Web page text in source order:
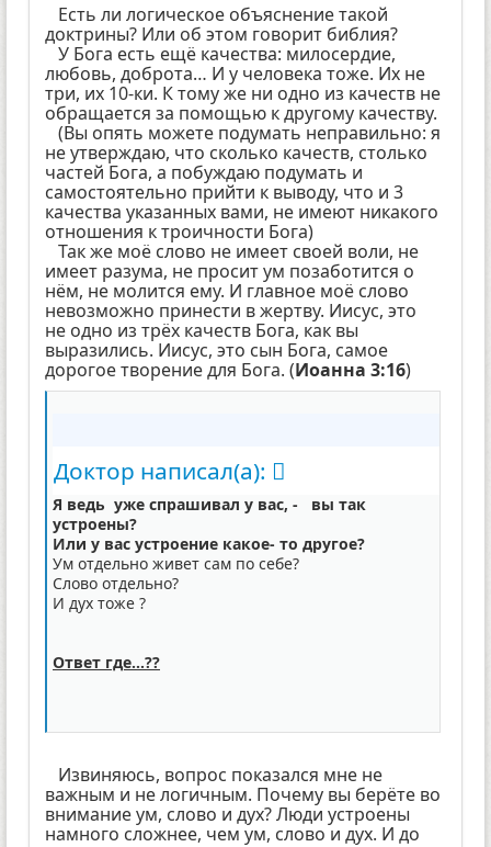
Есть ли логическое объяснение такой
доктрины? Или об этом говорит библия?
У Бога есть ещё качества: милосердие,
любовь, доброта… И у человека тоже. Их не
три, их 10-ки. К тому же ни одно из качеств не
обращается за помощью к другому качеству.
(Вы опять можете подумать неправильно: я
не утверждаю, что сколько качеств, столько
частей Бога, а побуждаю подумать и
самостоятельно прийти к выводу, что и 3
качества указанных вами, не имеют никакого
отношения к троичности Бога)
Так же моё слово не имеет своей воли, не
имеет разума, не просит ум позаботится о
нём, не молится ему. И главное моё слово
невозможно принести в жертву. Иисус, это
не одно из трёх качеств Бога, как вы
выразились. Иисус, это сын Бога, самое
дорогое творение для Бога. (Иоанна 3:16)
Доктор написал(а):
Я ведь уже спрашивал у вас, - вы так
устроены?
Или у вас устроение какое- то другое?
Ум отдельно живет сам по себе?
Слово отдельно?
И дух тоже ?
Ответ где…??
Извиняюсь, вопрос показался мне не
важным и не логичным. Почему вы берёте во
внимание ум, слово и дух? Люди устроены
намного сложнее, чем ум, слово и дух. И до